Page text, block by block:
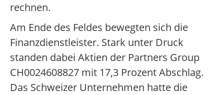
rechnen.
Am Ende des Feldes bewegten sich die
Finanzdienstleister. Stark unter Druck
standen dabei Aktien der Partners Group
CH0024608827 mit 17,3 Prozent Abschlag.
Das Schweizer Unternehmen hatte die